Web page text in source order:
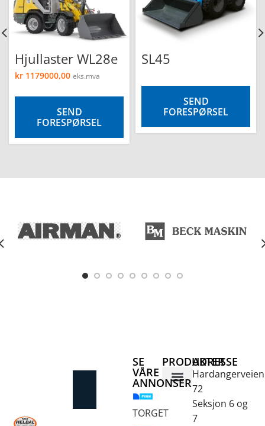
Hjullaster WL28e
kr 1179000,00 eks.mva
SEND
FORESPØRSEL
SL45
SEND
FORESPØRSEL
ADRESSE
Hardangerveien
72
Seksjon 6 og
7
PRODUKTER
SE
VÅRE
ANNONSER
TORGET